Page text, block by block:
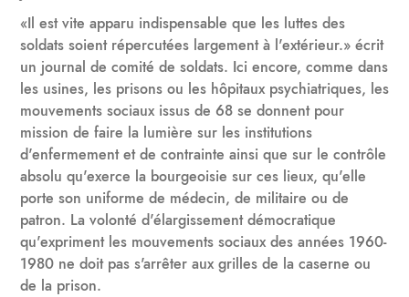
«Il est vite apparu indispensable que les luttes des
soldats soient répercutées largement à l'extérieur.» écrit
un journal de comité de soldats. Ici encore, comme dans
les usines, les prisons ou les hôpitaux psychiatriques, les
mouvements sociaux issus de 68 se donnent pour
mission de faire la lumière sur les institutions
d'enfermement et de contrainte ainsi que sur le contrôle
absolu qu'exerce la bourgeoisie sur ces lieux, qu'elle
porte son uniforme de médecin, de militaire ou de
patron. La volonté d'élargissement démocratique
qu'expriment les mouvements sociaux des années 1960-
1980 ne doit pas s'arrêter aux grilles de la caserne ou
de la prison.